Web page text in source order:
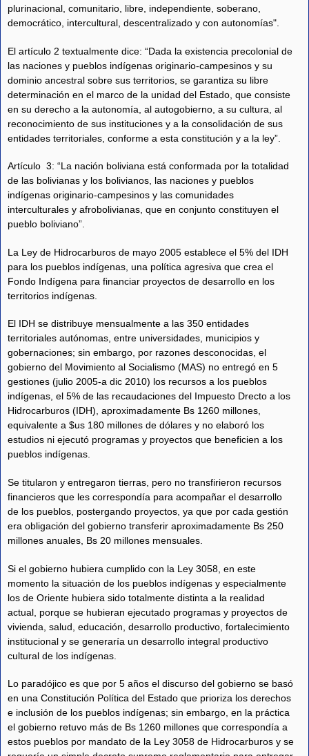
plurinacional, comunitario, libre, independiente, soberano,
democrático, intercultural, descentralizado y con autonomías".
El artículo 2 textualmente dice: “Dada la existencia precolonial de
las naciones y pueblos indígenas originario-campesinos y su
dominio ancestral sobre sus territorios, se garantiza su libre
determinación en el marco de la unidad del Estado, que consiste
en su derecho a la autonomía, al autogobierno, a su cultura, al
reconocimiento de sus instituciones y a la consolidación de sus
entidades territoriales, conforme a esta constitución y a la ley”.
Artículo 3: “La nación boliviana está conformada por la totalidad
de las bolivianas y los bolivianos, las naciones y pueblos
indígenas originario-campesinos y las comunidades
interculturales y afrobolivianas, que en conjunto constituyen el
pueblo boliviano”.
La Ley de Hidrocarburos de mayo 2005 establece el 5% del IDH
para los pueblos indígenas, una política agresiva que crea el
Fondo Indígena para financiar proyectos de desarrollo en los
territorios indígenas.
El IDH se distribuye mensualmente a las 350 entidades
territoriales autónomas, entre universidades, municipios y
gobernaciones; sin embargo, por razones desconocidas, el
gobierno del Movimiento al Socialismo (MAS) no entregó en 5
gestiones (julio 2005-a dic 2010) los recursos a los pueblos
indígenas, el 5% de las recaudaciones del Impuesto Drecto a los
Hidrocarburos (IDH), aproximadamente Bs 1260 millones,
equivalente a $us 180 millones de dólares y no elaboró los
estudios ni ejecutó programas y proyectos que beneficien a los
pueblos indígenas.
Se titularon y entregaron tierras, pero no transfirieron recursos
financieros que les correspondía para acompañar el desarrollo
de los pueblos, postergando proyectos, ya que por cada gestión
era obligación del gobierno transferir aproximadamente Bs 250
millones anuales, Bs 20 millones mensuales.
Si el gobierno hubiera cumplido con la Ley 3058, en este
momento la situación de los pueblos indígenas y especialmente
los de Oriente hubiera sido totalmente distinta a la realidad
actual, porque se hubieran ejecutado programas y proyectos de
vivienda, salud, educación, desarrollo productivo, fortalecimiento
institucional y se generaría un desarrollo integral productivo
cultural de los indígenas.
Lo paradójico es que por 5 años el discurso del gobierno se basó
en una Constitución Política del Estado que prioriza los derechos
e inclusión de los pueblos indígenas; sin embargo, en la práctica
el gobierno retuvo más de Bs 1260 millones que correspondía a
estos pueblos por mandato de la Ley 3058 de Hidrocarburos y se